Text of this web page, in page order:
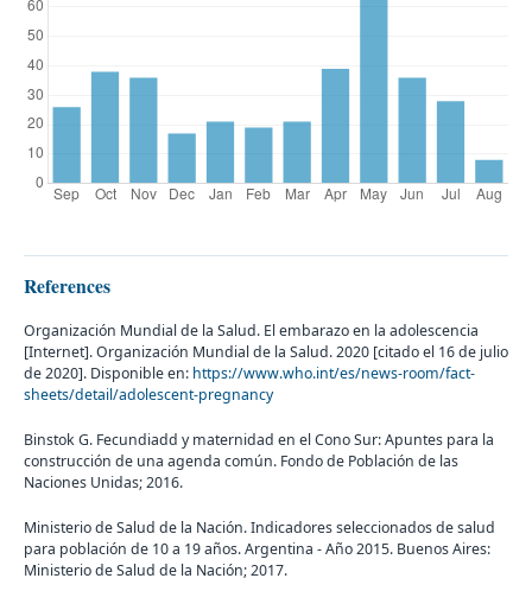
References
Organización Mundial de la Salud. El embarazo en la adolescencia
[Internet]. Organización Mundial de la Salud. 2020 [citado el 16 de julio
de 2020]. Disponible en: https://www.who.int/es/news-room/fact-
sheets/detail/adolescent-pregnancy
Binstok G. Fecundiadd y maternidad en el Cono Sur: Apuntes para la
construcción de una agenda común. Fondo de Población de las
Naciones Unidas; 2016.
Ministerio de Salud de la Nación. Indicadores seleccionados de salud
para población de 10 a 19 años. Argentina - Año 2015. Buenos Aires:
Ministerio de Salud de la Nación; 2017.